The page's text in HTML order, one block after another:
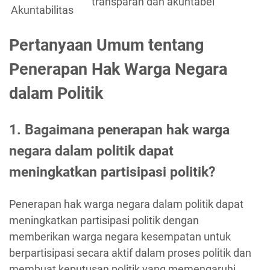
Akuntabilitas
Pertanyaan Umum tentang
Penerapan Hak Warga Negara
dalam Politik
1. Bagaimana penerapan hak warga
negara dalam politik dapat
meningkatkan partisipasi politik?
Penerapan hak warga negara dalam politik dapat
meningkatkan partisipasi politik dengan
memberikan warga negara kesempatan untuk
berpartisipasi secara aktif dalam proses politik dan